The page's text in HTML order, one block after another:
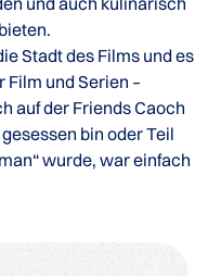
Stadt des Films und es
und Serien –
auf der Friends Caoch
bin oder Teil
wurde, war einfach